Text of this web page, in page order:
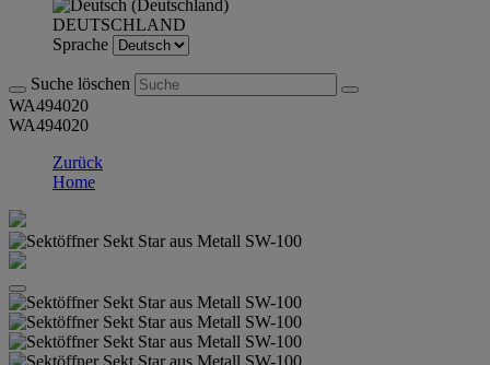
DEUTSCHLAND
Sprache
Suche löschen
WA494020
WA494020
Zurück
Home